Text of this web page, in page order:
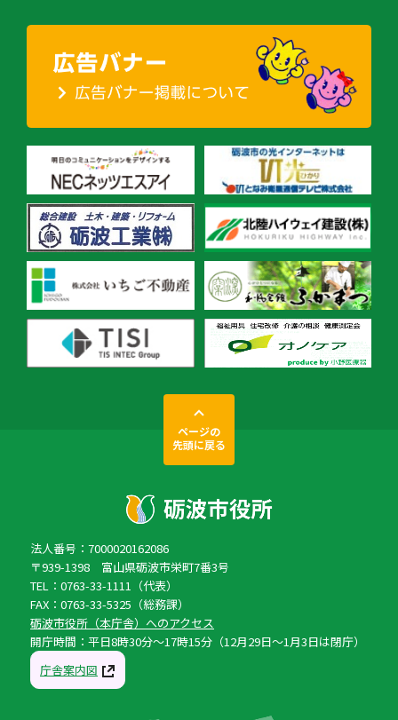
ページの
先頭に戻る
法人番号：7000020162086
〒939-1398 富山県砺波市栄町7番3号
TEL：0763-33-1111（代表）
FAX：0763-33-5325（総務課）
砺波市役所（本庁舎）へのアクセス
開庁時間：平日8時30分〜17時15分（12月29日〜1月3日は閉庁）
庁舎案内図